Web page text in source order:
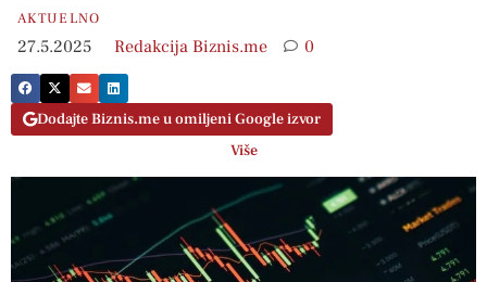
AKTUELNO
27.5.2025 Redakcija Biznis.me 0
Dodajte Biznis.me u omiljeni Google izvor
Više